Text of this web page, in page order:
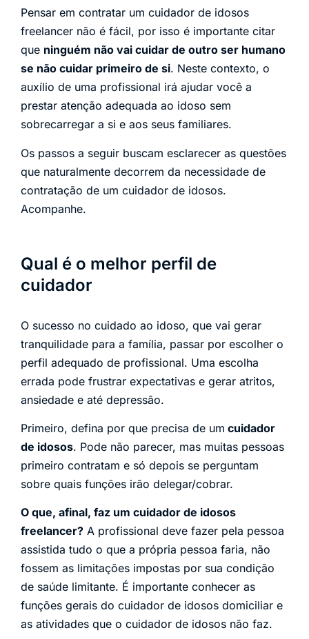
Pensar em contratar um cuidador de idosos
freelancer não é fácil, por isso é importante citar
que ninguém não vai cuidar de outro ser humano
se não cuidar primeiro de si. Neste contexto, o
auxílio de uma profissional irá ajudar você a
prestar atenção adequada ao idoso sem
sobrecarregar a si e aos seus familiares.
Os passos a seguir buscam esclarecer as questões
que naturalmente decorrem da necessidade de
contratação de um cuidador de idosos.
Acompanhe.
Qual é o melhor perfil de
cuidador
O sucesso no cuidado ao idoso, que vai gerar
tranquilidade para a família, passar por escolher o
perfil adequado de profissional. Uma escolha
errada pode frustrar expectativas e gerar atritos,
ansiedade e até depressão.
Primeiro, defina por que precisa de um cuidador
de idosos. Pode não parecer, mas muitas pessoas
primeiro contratam e só depois se perguntam
sobre quais funções irão delegar/cobrar.
O que, afinal, faz um cuidador de idosos
freelancer? A profissional deve fazer pela pessoa
assistida tudo o que a própria pessoa faria, não
fossem as limitações impostas por sua condição
de saúde limitante. É importante conhecer as
funções gerais do cuidador de idosos domiciliar e
as atividades que o cuidador de idosos não faz.